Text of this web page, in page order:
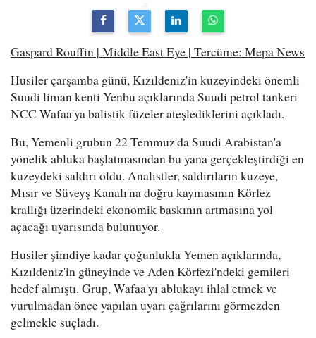
Gaspard Rouffin | Middle East Eye | Tercüme: Mepa News
Husiler çarşamba günü, Kızıldeniz'in kuzeyindeki önemli
Suudi liman kenti Yenbu açıklarında Suudi petrol tankeri
NCC Wafaa'ya balistik füzeler ateşlediklerini açıkladı.
Bu, Yemenli grubun 22 Temmuz'da Suudi Arabistan'a
yönelik abluka başlatmasından bu yana gerçekleştirdiği en
kuzeydeki saldırı oldu. Analistler, saldırıların kuzeye,
Mısır ve Süveyş Kanalı'na doğru kaymasının Körfez
krallığı üzerindeki ekonomik baskının artmasına yol
açacağı uyarısında bulunuyor.
Husiler şimdiye kadar çoğunlukla Yemen açıklarında,
Kızıldeniz'in güneyinde ve Aden Körfezi'ndeki gemileri
hedef almıştı. Grup, Wafaa'yı ablukayı ihlal etmek ve
vurulmadan önce yapılan uyarı çağrılarını görmezden
gelmekle suçladı.